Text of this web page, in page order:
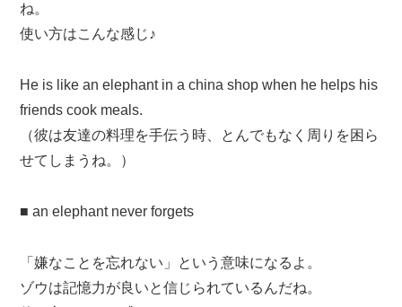
ね。
使い方はこんな感じ♪
He is like an elephant in a china shop when he helps his
friends cook meals.
（彼は友達の料理を手伝う時、とんでもなく周りを困ら
せてしまうね。）
■ an elephant never forgets
「嫌なことを忘れない」という意味になるよ。
ゾウは記憶力が良いと信じられているんだね。